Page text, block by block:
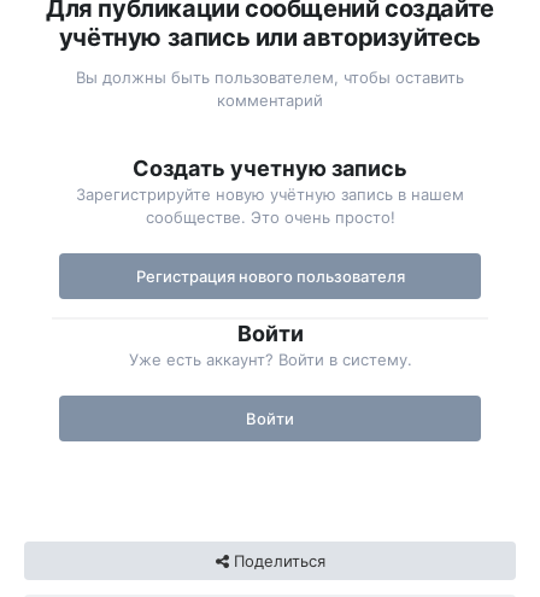
Для публикации сообщений создайте
учётную запись или авторизуйтесь
Вы должны быть пользователем, чтобы оставить
комментарий
Создать учетную запись
Зарегистрируйте новую учётную запись в нашем
сообществе. Это очень просто!
Регистрация нового пользователя
Войти
Уже есть аккаунт? Войти в систему.
Войти
Поделиться